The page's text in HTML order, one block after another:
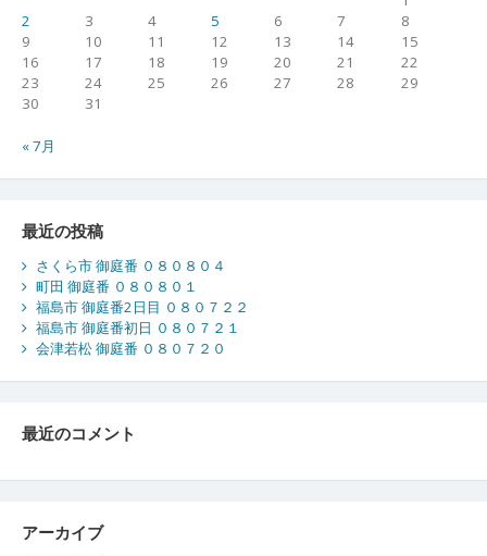
ョ
ン
2
3 4 5 6 7
8
9
10 11 12 13 14
15
16
17 18 19 20 21
22
23
24 25 26 27 28
29
30
31
« 7月
最近の投稿
さくら市 御庭番 ０８０８０４
町田 御庭番 ０８０８０１
福島市 御庭番2日目 ０８０７２２
福島市 御庭番初日 ０８０７２１
会津若松 御庭番 ０８０７２０
最近のコメント
アーカイブ